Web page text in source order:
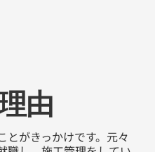
由
とがきっかけです。元々